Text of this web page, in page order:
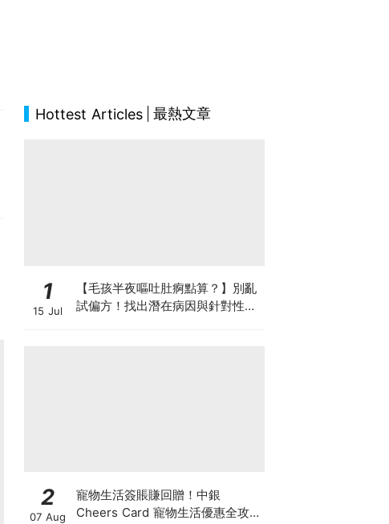
Hottest Articles 最熱文章
1
15 Jul
【毛孩半夜嘔吐肚痾點算？】別亂
試偏方！找出潛在病因與針對性營
2
07 Aug
寵物生活簽賬賺回贈！中銀
Cheers Card 寵物生活優惠全攻